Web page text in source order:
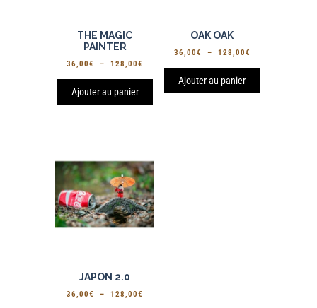
THE MAGIC
PAINTER
36,00€ – 128,00€
36,00€
Ajouter au panier
OAK OAK
36,00€ – 128,00€
36,00€
Ajouter au panier
JAPON 2.0
36,00€ – 128,00€